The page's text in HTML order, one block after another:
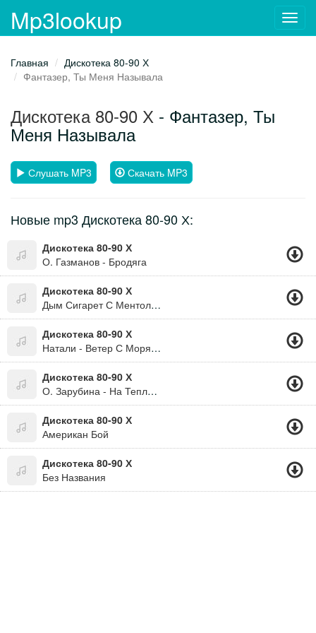
Mp3lookup
Главная
Дискотека 80-90 Х
Фантазер, Ты Меня Называла
Дискотека 80-90 Х - Фантазер, Ты
Меня Называла
Слушать MP3 Скачать MP3
Новые mp3 Дискотека 80-90 Х:
Дискотека 80-90 Х
О. Газманов - Бродяга
Дискотека 80-90 Х
Дым Сигарет С Ментолом
Дискотека 80-90 Х
Натали - Ветер С Моря Дул
Дискотека 80-90 Х
О. Зарубина - На Теплоходе Музыка Играет
Дискотека 80-90 Х
Американ Бой
Дискотека 80-90 Х
Без Названия